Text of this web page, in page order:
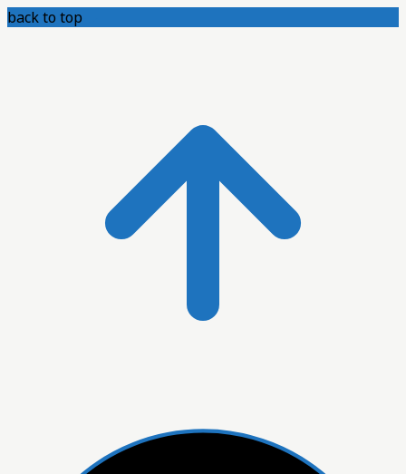
back to top